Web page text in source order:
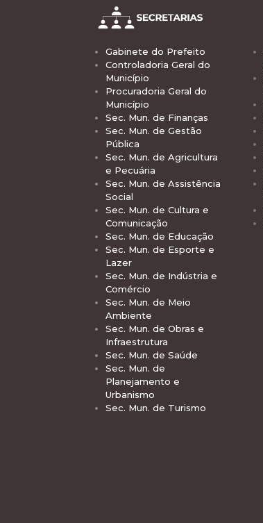
Gabinete do Prefeito
Controladoria Geral do
Município
Procuradoria Geral do
Município
Sec. Mun. de Finanças
Sec. Mun. de Gestão
Pública
Sec. Mun. de Agricultura
e Pecuária
Sec. Mun. de Assistência
Social
Sec. Mun. de Cultura e
Comunicação
Sec. Mun. de Educação
Sec. Mun. de Esporte e
Lazer
Sec. Mun. de Indústria e
Comércio
Sec. Mun. de Meio
Ambiente
Sec. Mun. de Obras e
Infraestrutura
Sec. Mun. de Saúde
Sec. Mun. de
Planejamento e
Urbanismo
Sec. Mun. de Turismo